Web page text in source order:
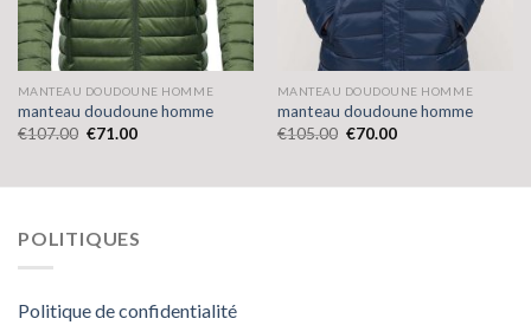
MANTEAU DOUDOUNE HOMME
manteau doudoune homme
€107.00 €71.00
MANTEAU DOUDOUNE HOMME
manteau doudoune homme
€105.00 €70.00
POLITIQUES
Politique de confidentialité